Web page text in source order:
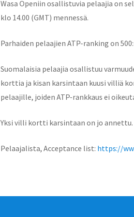
Wasa Openiin osallistuvia pelaajia on
klo 14.00 (GMT) mennessä.
Parhaiden pelaajien ATP-ranking on
Suomalaisia pelaajia osallistuu
korttia ja kisan karsintaan kuusi villiä
pelaajille, joiden ATP-rankkaus ei
Yksi villi kortti karsintaan on jo annettu.
Pelaajalista, Acceptance list: https://